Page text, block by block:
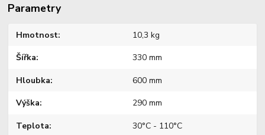
Parametry
Hmotnost 10,3 kg
Šířka 330 mm
Hloubka 600 mm
Výška 290 mm
Teplota 30°C - 110°C